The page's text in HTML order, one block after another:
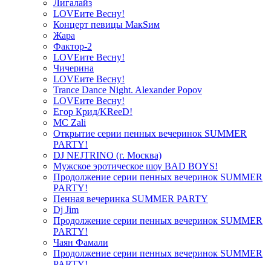
Лигалайз
LOVEите Весну!
Концерт певицы МакSим
Жара
Фактор-2
LOVEите Весну!
Чичерина
LOVEите Весну!
Trance Dance Night. Alexander Popov
LOVEите Весну!
Егор Крид/KReeD!
MC Zali
Открытие серии пенных вечеринок SUMMER
PARTY!
DJ NEJTRINO (г. Москва)
Мужское эротическое шоу BAD BOYS!
Продолжение серии пенных вечеринок SUMMER
PARTY!
Пенная вечеринка SUMMER PARTY
Dj Jim
Продолжение серии пенных вечеринок SUMMER
PARTY!
Чаян Фамали
Продолжение серии пенных вечеринок SUMMER